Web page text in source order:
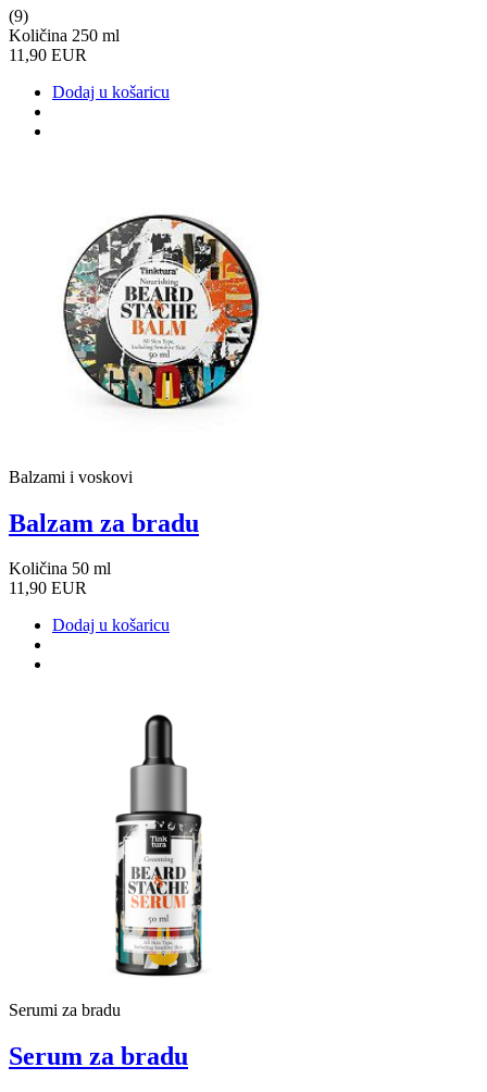
(9)
Količina 250 ml
11,90 EUR
Dodaj u košaricu
Balzami i voskovi
Balzam za bradu
Količina 50 ml
11,90 EUR
Dodaj u košaricu
Serumi za bradu
Serum za bradu